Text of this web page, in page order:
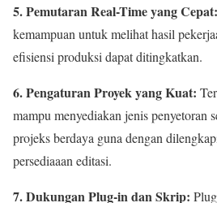
5. Pemutaran Real-Time yang Cepat:
kemampuan untuk melihat hasil
efisiensi produksi dapat ditingkatkan.
6. Pengaturan Proyek yang Kuat:
mampu menyediakan jenis penyetoran
projeks berdaya guna dengan
persediaaan editasi.
7. Dukungan Plug-in dan Skrip: